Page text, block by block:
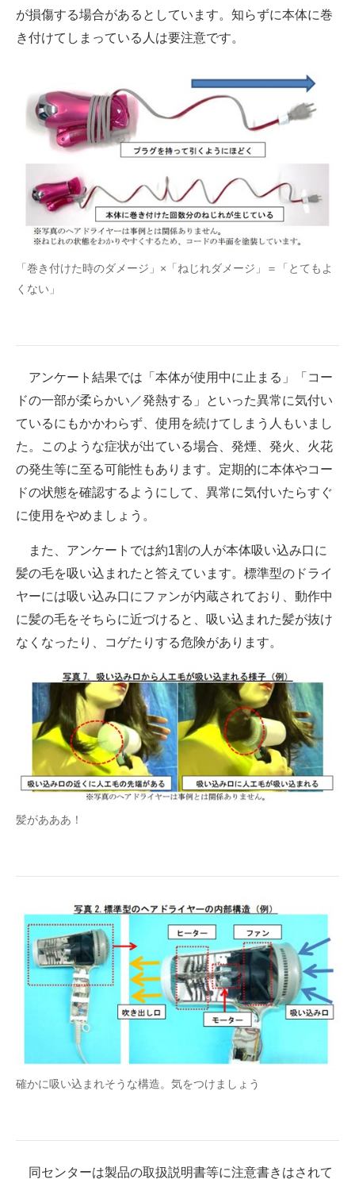
が損傷する場合があるとしています。知らずに本体に巻
き付けてしまっている人は要注意です。
「巻き付けた時のダメージ」×「ねじれダメージ」＝「とてもよ
くない」
アンケート結果では「本体が使用中に止まる」「コー
ドの一部が柔らかい／発熱する」といった異常に気付い
ているにもかかわらず、使用を続けてしまう人もいまし
た。このような症状が出ている場合、発煙、発火、火花
の発生等に至る可能性もあります。定期的に本体やコー
ドの状態を確認するようにして、異常に気付いたらすぐ
に使用をやめましょう。
また、アンケートでは約1割の人が本体吸い込み口に
髪の毛を吸い込まれたと答えています。標準型のドライ
ヤーには吸い込み口にファンが内蔵されており、動作中
に髪の毛をそちらに近づけると、吸い込まれた髪が抜け
なくなったり、コゲたりする危険があります。
髪があああ！
確かに吸い込まれそうな構造。気をつけましょう
同センターは製品の取扱説明書等に注意書きはされて